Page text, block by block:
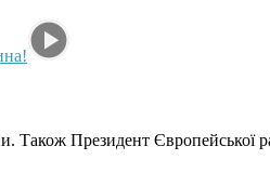
Також Президент